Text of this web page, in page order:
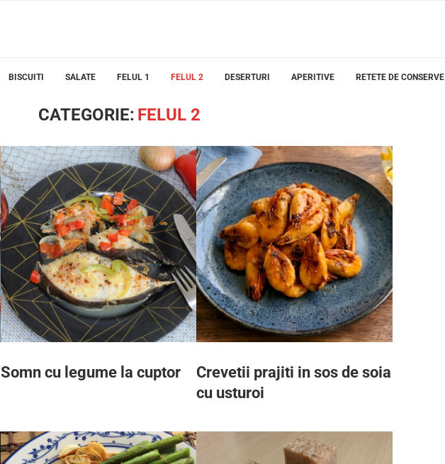
BISCUITI SALATE FELUL 1 FELUL 2 DESERTURI APERITIVE RETETE DE CONSERVE
CATEGORIE: FELUL 2
Somn cu legume la cuptor
Crevetii prajiti in sos de soia
cu usturoi